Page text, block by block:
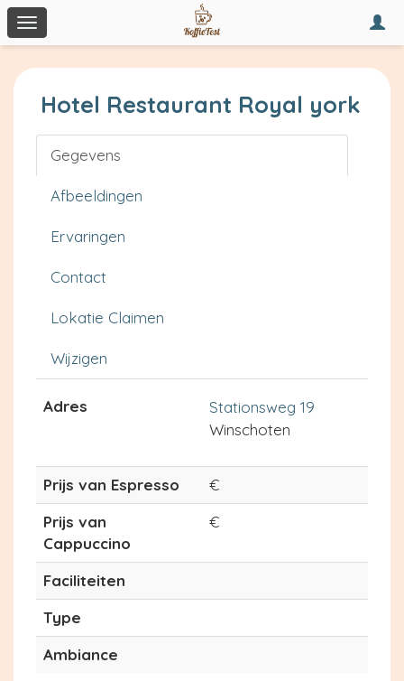
Toggle
navigation
Hotel Restaurant Royal york
Gegevens
Afbeeldingen
Ervaringen
Contact
Lokatie Claimen
Wijzigen
Adres
Stationsweg 19
Winschoten
Prijs van Espresso
€
Prijs van
Cappuccino
€
Faciliteiten
Type
Ambiance